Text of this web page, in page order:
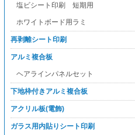
塩ビシート印刷 短期用
ホワイトボード用ラミ
再剥離シート印刷
アルミ複合板
ヘアラインパネルセット
下地枠付きアルミ複合板
アクリル板(電飾)
ガラス用内貼りシート印刷